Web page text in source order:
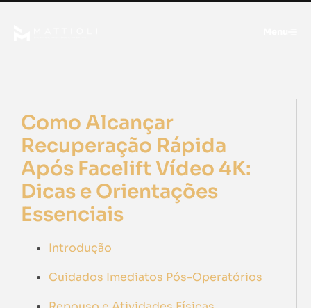
Como Alcançar
Recuperação Rápida
Após Facelift Vídeo 4K:
Dicas e Orientações
Essenciais
Introdução
Cuidados Imediatos Pós-Operatórios